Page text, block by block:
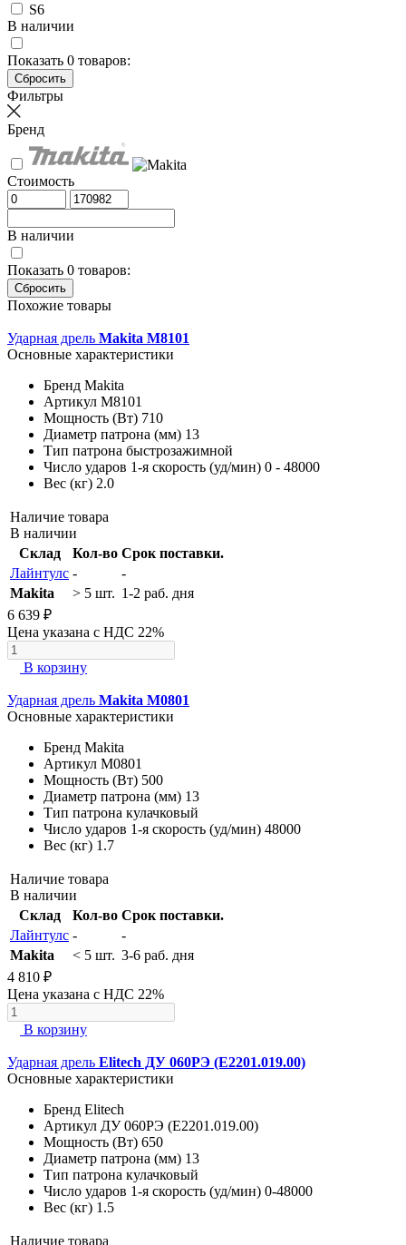
S6
В наличии
Показать 0 товаров:
Фильтры
Бренд
Стоимость
В наличии
Показать 0 товаров:
Похожие товары
Ударная дрель Makita M8101
Основные характеристики
Бренд Makita
Артикул M8101
Мощность (Вт) 710
Диаметр патрона (мм) 13
Тип патрона быстрозажимной
Число ударов 1-я скорость (уд/мин) 0 - 48000
Вес (кг) 2.0
Наличие товара
В наличии
Склад
Кол-во Срок поставки.
Лайнтулс -
-
Makita
> 5 шт. 1-2 раб. дня
6 639 ₽
Цена указана с НДС 22%
В корзину
Ударная дрель Makita M0801
Основные характеристики
Бренд Makita
Артикул M0801
Мощность (Вт) 500
Диаметр патрона (мм) 13
Тип патрона кулачковый
Число ударов 1-я скорость (уд/мин) 48000
Вес (кг) 1.7
Наличие товара
В наличии
Склад
Кол-во Срок поставки.
Лайнтулс -
-
Makita
< 5 шт. 3-6 раб. дня
4 810 ₽
Цена указана с НДС 22%
В корзину
Ударная дрель Elitech ДУ 060РЭ (E2201.019.00)
Основные характеристики
Бренд Elitech
Артикул ДУ 060РЭ (E2201.019.00)
Мощность (Вт) 650
Диаметр патрона (мм) 13
Тип патрона кулачковый
Число ударов 1-я скорость (уд/мин) 0-48000
Вес (кг) 1.5
Наличие товара